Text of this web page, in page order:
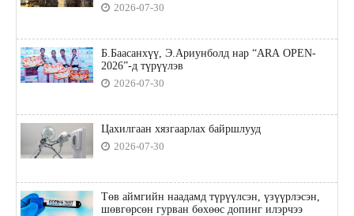
2026-07-30
Б.Баасанхүү, Э.Ариунболд нар “ARA OPEN-
2026”-д түрүүлэв
2026-07-30
Цахилгаан хязгаарлах байршлууд
2026-07-30
Төв аймгийн наадамд түрүүлсэн, үзүүрлэсэн,
шөвгөрсөн гурван бөхөөс допинг илэрчээ